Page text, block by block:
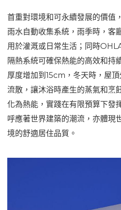
首重對環境和可永續發展的價值
雨水自動收集系統，雨季時，客
用於灌溉或日常生活；同時
隔熱系統可確保熱能的高效和持
厚度增加到15cm，冬天時，屋
流散，讓沐浴時產生的蒸氣和烹
化為熱能，實踐在有限預算下發
呼應著世界建築的潮流，亦體現
境的舒適居住品質。